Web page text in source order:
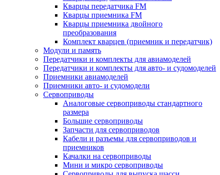
Кварцы передатчика FM
Кварцы приемника FM
Кварцы приемника двойного
преобразования
Комплект кварцев (приемник и передатчик)
Модули и память
Передатчики и комплекты для авиамоделей
Передатчики и комплекты для авто- и судомоделей
Приемники авиамоделей
Приемники авто- и судомодели
Сервоприводы
Аналоговые сервоприводы стандартного
размера
Большие сервоприводы
Запчасти для сервоприводов
Кабели и разъемы для сервоприводов и
приемников
Качалки на сервоприводы
Мини и микро сервоприводы